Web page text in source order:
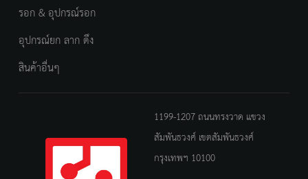
รอก & อุปกรณ์รอก
อุปกรณ์ยก ลาก ดึง
สินค้าอื่นๆ
1199-1207 ถนนทรงวาด แขวง
สัมพันธวงศ์ เขตสัมพันธวงศ์
กรุงเทพฯ 10100